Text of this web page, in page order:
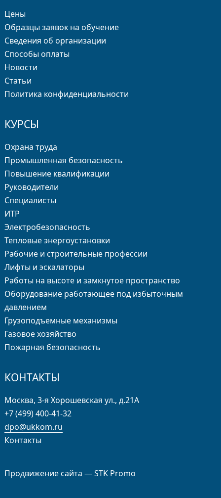
Цены
Образцы заявок на обучение
Сведения об организации
Способы оплаты
Новости
Статьи
Политика конфиденциальности
КУРСЫ
Охрана труда
Промышленная безопасность
Повышение квалификации
Руководители
Специалисты
ИТР
Электробезопасность
Тепловые энергоустановки
Рабочие и строительные профессии
Лифты и эскалаторы
Работы на высоте и замкнутое пространство
Оборудование работающее под избыточным
давлением
Грузо­подъемные механизмы
Газовое хозяйство
Пожарная безопасность
КОНТАКТЫ
Москва, 3-я Хорошевская ул., д.21А
+7 (499) 400-41-32
dpo@ukkom.ru
Контакты
Продвижение сайта —STK Promo